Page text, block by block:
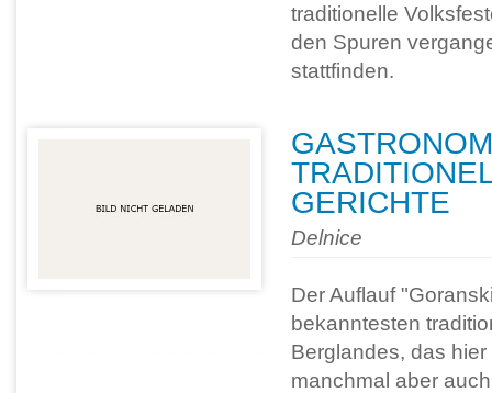
traditionelle
den Spuren
stattfinden.
GERICHTE
Delnice
Der Auflauf
bekanntesten
Berglandes, das
manchmal aber